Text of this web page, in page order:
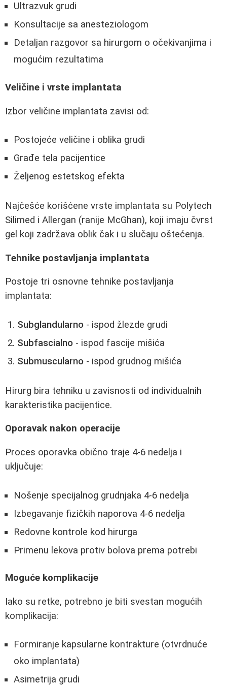
Ultrazvuk grudi
Konsultacije sa anesteziologom
Detaljan razgovor sa hirurgom o očekivanjima i
mogućim rezultatima
Veličine i vrste implantata
Izbor veličine implantata zavisi od:
Postojeće veličine i oblika grudi
Građe tela pacijentice
Željenog estetskog efekta
Najčešće korišćene vrste implantata su Polytech
Silimed i Allergan (ranije McGhan), koji imaju čvrst
gel koji zadržava oblik čak i u slučaju oštećenja.
Tehnike postavljanja implantata
Postoje tri osnovne tehnike postavljanja
implantata:
Subglandularno - ispod žlezde grudi
Subfascialno - ispod fascije mišića
Submuscularno - ispod grudnog mišića
Hirurg bira tehniku u zavisnosti od individualnih
karakteristika pacijentice.
Oporavak nakon operacije
Proces oporavka obično traje 4-6 nedelja i
uključuje:
Nošenje specijalnog grudnjaka 4-6 nedelja
Izbegavanje fizičkih naporova 4-6 nedelja
Redovne kontrole kod hirurga
Primenu lekova protiv bolova prema potrebi
Moguće komplikacije
Iako su retke, potrebno je biti svestan mogućih
komplikacija:
Formiranje kapsularne kontrakture (otvrdnuće
oko implantata)
Asimetrija grudi